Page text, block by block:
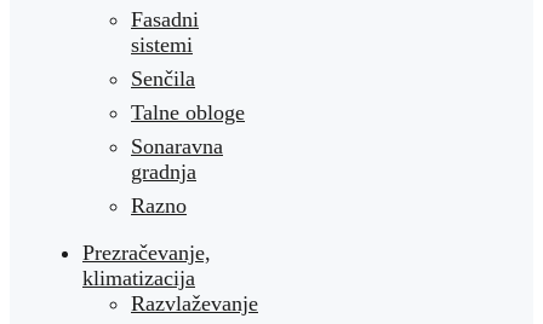
Fasadni
sistemi
Senčila
Talne obloge
Sonaravna
gradnja
Razno
Prezračevanje,
klimatizacija
Razvlaževanje